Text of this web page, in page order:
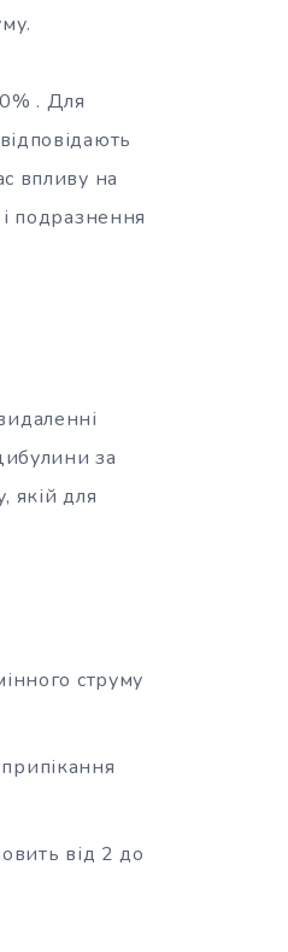
. Для
впливу на
подразнення
за
якій для
струму
від 2 до